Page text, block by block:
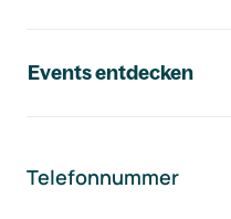
Events entdecken
Telefonnummer